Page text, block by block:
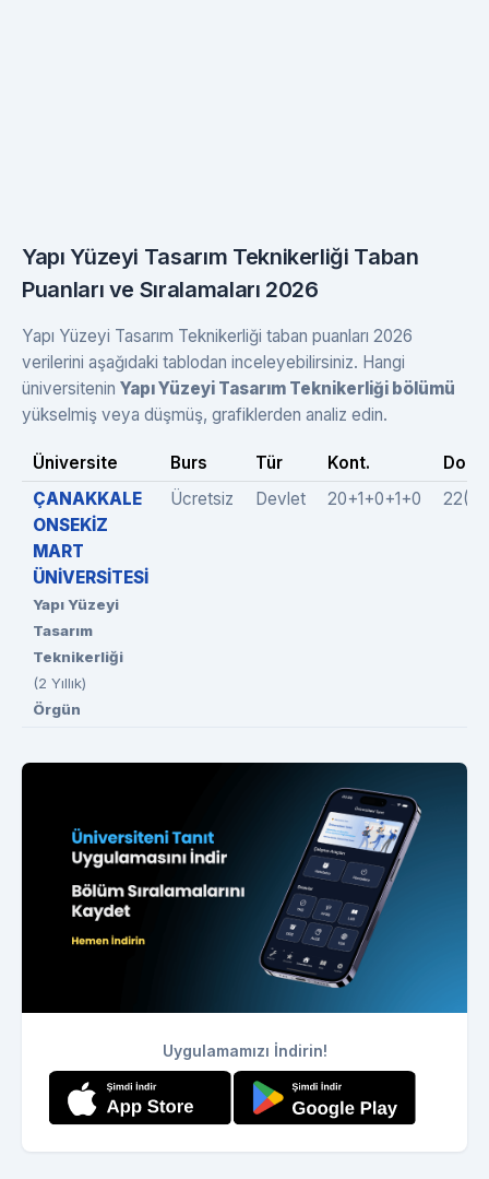
Yapı Yüzeyi Tasarım Teknikerliği Taban
Puanları ve Sıralamaları 2026
Yapı Yüzeyi Tasarım Teknikerliği taban puanları 2026
verilerini aşağıdaki tablodan inceleyebilirsiniz. Hangi
üniversitenin Yapı Yüzeyi Tasarım Teknikerliği bölümü
yükselmiş veya düşmüş, grafiklerden analiz edin.
Üniversite Burs Tür Kont.
ÇANAKKALE
ONSEKİZ
MART
ÜNİVERSİTESİ
Yapı Yüzeyi
Tasarım
Teknikerliği
(2 Yıllık)
Örgün
Ücretsiz Devlet 20+1+0+1+0
Uygulamamızı İndirin!